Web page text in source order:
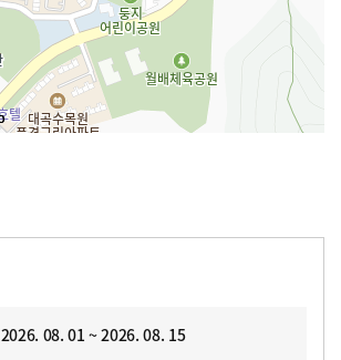
2026. 08. 01 ~ 2026. 08. 15